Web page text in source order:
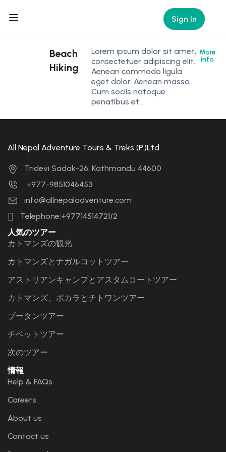
Sign In
Beach
Hiking
Lorem ipsum dolor sit amet,
consectetuer adipiscing elit.
Aenean commodo ligula
eget dolor. Aenean massa.
Cum sociis natoque
penatibus et…
More
info
All Nepal Adventure Tours & Treks (P.)Ltd.
Tridevi Sadak-26, Kathmandu 44600
+977-9851046453
info@allnepaladventure.com
Telephone:+97714514721/2
人気のツアー
カトマンズの観光
カトマンズとナガルコットツアー
アストリアンキャンプとアスタムコートツアー
カトマンズ、ポカラとチトワンツアー
ブータンツアー
チベットツアー
次のツアー
情報
Help & FAQs
Careers
About us
Contact us